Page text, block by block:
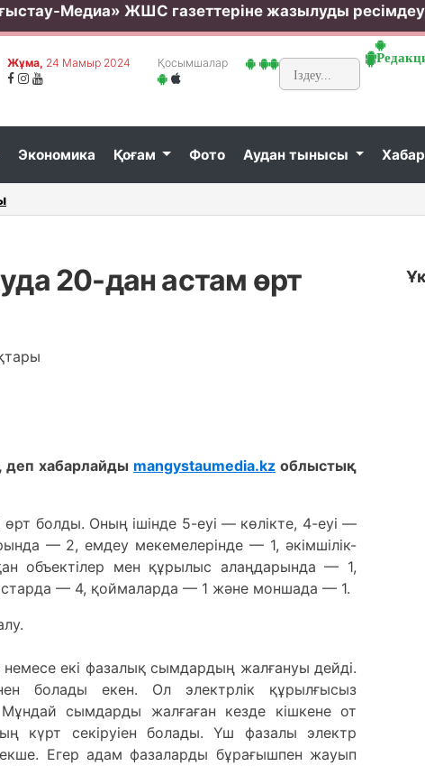
Медиа» ЖШС газеттеріне жазылуды ресімдеу
Жұма, 24 Мамыр 2024 Қосымшалар
Экономика Қоғам Фото Аудан тынысы
Білім
20-дан астам өрт
деп хабарлайды mangystaumedia.kz облыстық
болды. Оның ішінде 5-еуі — көлікте, 4-еуі —
— 2, емдеу мекемелерінде — 1, әкімшілік-
объектілер мен құрылыс алаңдарында — 1,
— 4, қоймаларда — 1 және моншада — 1.
екі фазалық сымдардың жалғануы дейді.
болады екен. Ол электрлік құрылғысыз
сымдарды жалғаған кезде кішкене от
күрт секіруіен болады. Үш фазалы электр
Егер адам фазаларды бұрағышпен жауып